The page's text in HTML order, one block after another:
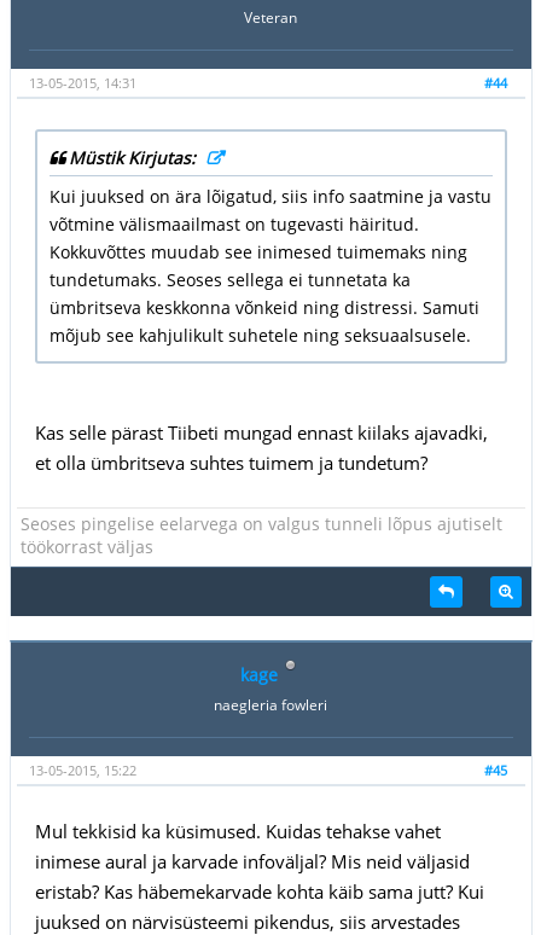
Veteran
#44
13-05-2015, 14:31
Müstik Kirjutas:
Kui juuksed on ära lõigatud, siis info saatmine ja vastu
võtmine välismaailmast on tugevasti häiritud.
Kokkuvõttes muudab see inimesed tuimemaks ning
tundetumaks. Seoses sellega ei tunnetata ka
ümbritseva keskkonna võnkeid ning distressi. Samuti
mõjub see kahjulikult suhetele ning seksuaalsusele.
Kas selle pärast Tiibeti mungad ennast kiilaks ajavadki,
et olla ümbritseva suhtes tuimem ja tundetum?
Seoses pingelise eelarvega on valgus tunneli lõpus ajutiselt
töökorrast väljas
kage
naegleria fowleri
#45
13-05-2015, 15:22
Mul tekkisid ka küsimused. Kuidas tehakse vahet
inimese aural ja karvade infoväljal? Mis neid väljasid
eristab? Kas häbemekarvade kohta käib sama jutt? Kui
juuksed on närvisüsteemi pikendus, siis arvestades